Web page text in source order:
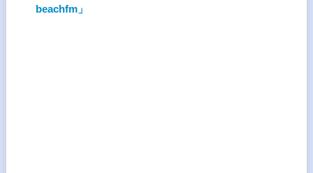
beachfm」